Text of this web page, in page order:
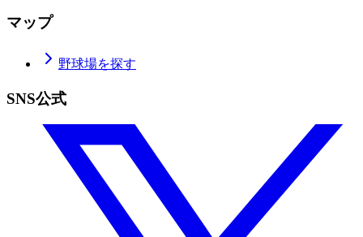
マップ
野球場を探す
SNS公式